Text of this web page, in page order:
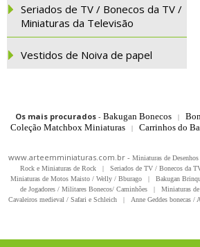
Seriados de TV / Bonecos da TV /
Miniaturas da Televisão
Vestidos de Noiva de papel
Os mais procurados- Bakugan Bonecos |
Coleção Matchbox Miniaturas
| Carrinhos do
www.arteemminiaturas.com.br - Miniaturas de
Rock e Miniaturas de Rock
| Seriados de TV / Bonecos da
Miniaturas de Motos Maisto / Welly / Bburago
| Bakugan
de Jogadores / Militares Bonecos/ Caminhões
|
Miniaturas
Cavaleiros medieval / Safari e Schleich
| Anne Geddes bonecas /